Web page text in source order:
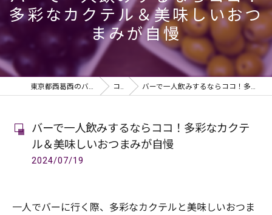
多彩なカクテル＆美味しいおつ
まみが自慢
東京都西葛西のバーならPUB & BAR Lien コラム バーで一人飲みするならココ！多彩なカクテル＆美味しいおつまみが自慢
バーで一人飲みするならココ！多彩なカクテ
ル＆美味しいおつまみが自慢
2024/07/19
一人でバーに行く際、多彩なカクテルと美味しいおつま